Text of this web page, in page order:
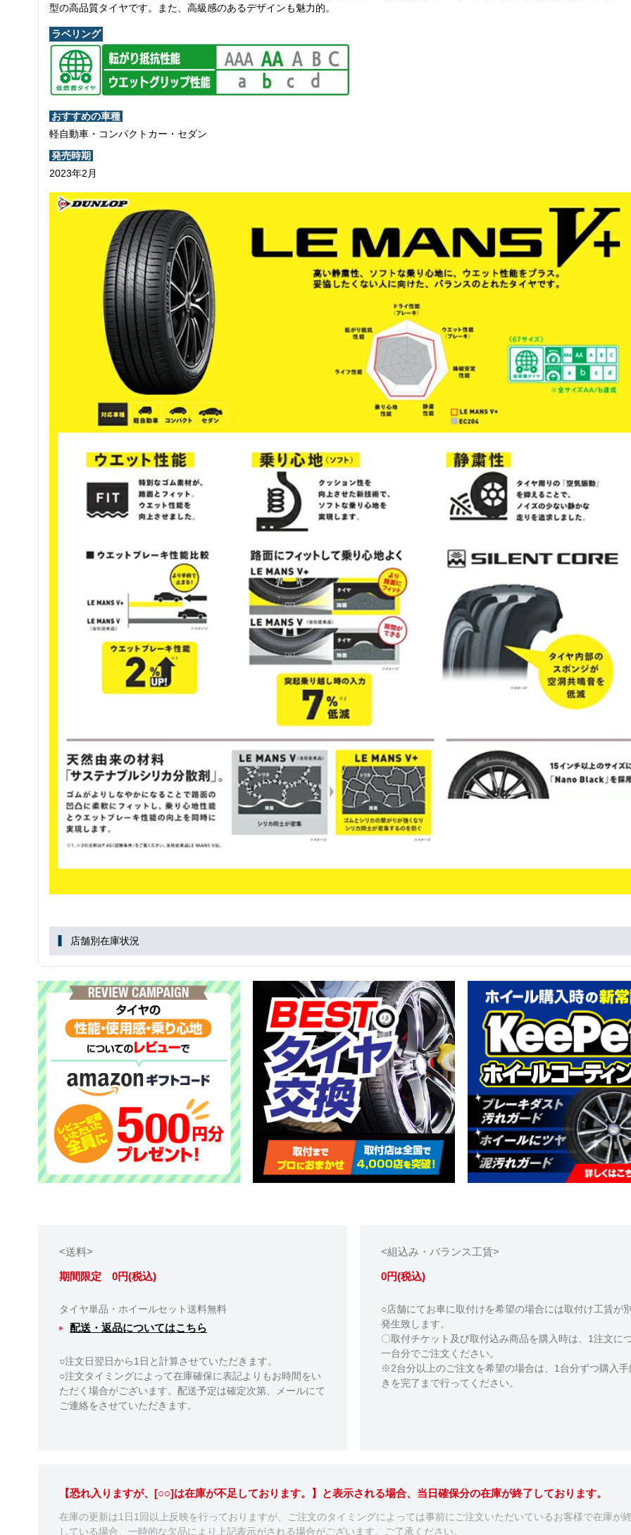
型の高品質タイヤです。また、高級感のあるデザインも魅力的。
ラベリング
おすすめの車種
軽自動車・コンパクトカー・セダン
発売時期
2023年2月
店舗別在庫状況
<送料>
期間限定 0円(税込)
タイヤ単品・ホイールセット送料無料
配送・返品についてはこちら
○注文日翌日から1日と計算させていただきます。
○注文タイミングによって在庫確保に表記よりもお時間をい
ただく場合がございます。配送予定は確定次第、メールにて
ご連絡をさせていただきます。
<組込み・バランス工賃>
0円(税込)
○店舗にてお車に取付けを希望の場合には取付け工賃が
発生致します。
〇取付チケット及び取付込み商品を購入時は、1注文に
一台分でご注文ください。
※2台分以上のご注文を希望の場合は、1台分ずつ購入手
きを完了まで行ってください。
【恐れ入りますが、[○○]は在庫が不足しております。】と表示される場合、当日確保分の在庫が終了しております。
在庫の更新は1日1回以上反映を行っておりますが、ご注文のタイミングによっては事前にご注文いただいているお客様で在庫が
している場合、一時的な欠品により上記表示がされる場合がございます。ご了承ください。